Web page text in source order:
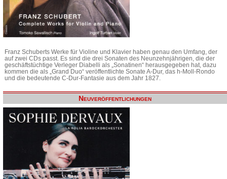
Franz Schuberts Werke für Violine und Klavier haben genau den Umfang, der
auf zwei CDs passt. Es sind die drei Sonaten des Neunzehnjährigen, die der
geschäftstüchtige Verleger Diabelli als „Sonatinen“ herausgegeben hat, dazu
kommen die als „Grand Duo“ veröffentlichte Sonate A-Dur, das h-Moll-Rondo
und die bedeutende C-Dur-Fantasie aus dem Jahr 1827.
Neuveröffentlichungen